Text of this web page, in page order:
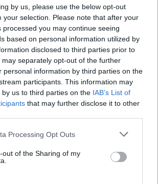
by us, please use the below opt-out
your selection. Please note that after your
processed you may continue seeing
based on personal information utilized by
disclosed to third parties prior to
separately opt-out of the further
personal information by third parties on the
participants. This information may
us to third parties on the IAB’s List of
that may further disclose it to other
Processing Opt Outs
out of the Sharing of my
06., csütörtök
sem tudni pontosan,
fel a mofettagáz